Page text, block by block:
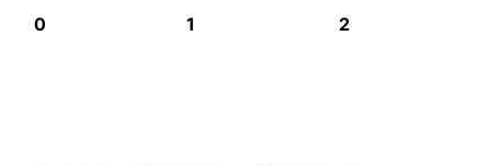
0 1 2